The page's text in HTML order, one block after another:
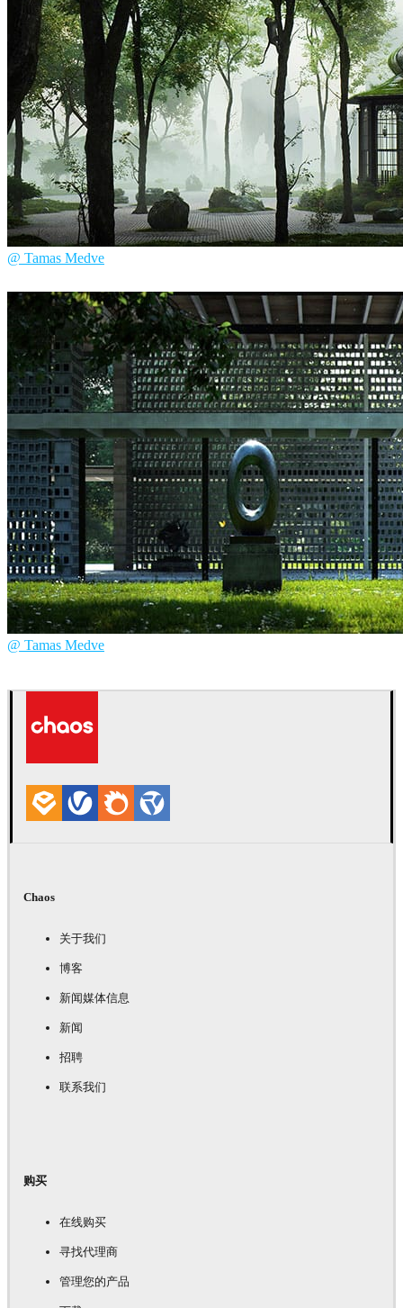
@ Tamas Medve
Tamas Medve 建筑
@ Tamas Medve
Chaos
关于我们
博客
新闻媒体信息
新闻
招聘
联系我们
购买
在线购买
寻找代理商
管理您的产品